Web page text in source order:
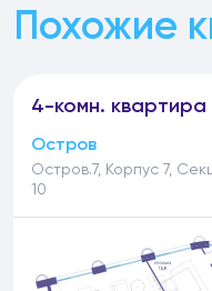
Похожие
4-комн.
Остров
Остров.7, Корпус 7,
10